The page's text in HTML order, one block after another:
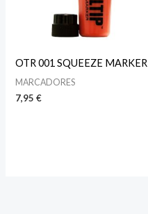
OTR 001 SQUEEZE MARKER
MARCADORES
7,95€